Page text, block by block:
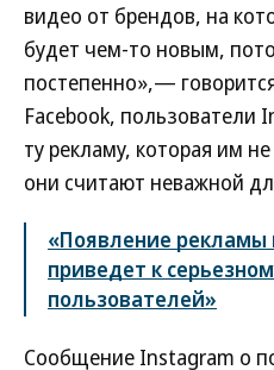
видео от брендов, на
будет чем-то новым,
постепенно»,—
Facebook, пользователи
ту рекламу, которая им
они считают неважной
«Появление
приведет к
пользователей»
Сообщение Instagram о